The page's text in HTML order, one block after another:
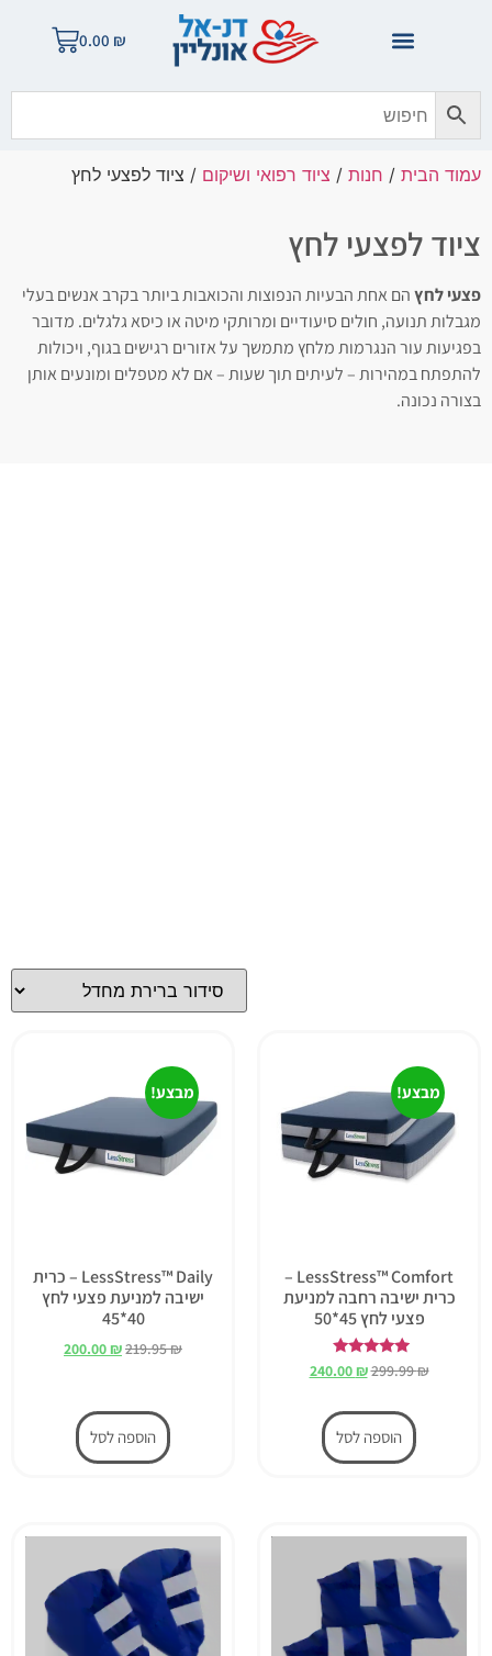
0.00 ₪
עמוד הבית / חנות / ציוד רפואי ושיקום / ציוד לפצעי לחץ
ציוד לפצעי לחץ
פצעי לחץהם אחת הבעיות הנפוצות והכואבות ביותר בקרב אנשים בעלי
מגבלות תנועה, חולים סיעודיים ומרותקי מיטה או כיסא גלגלים. מדובר
בפגיעות עור הנגרמות מלחץ מתמשך על אזורים רגישים בגוף, ויכולות
להתפתח במהירות – לעיתים תוך שעות – אם לא מטפלים ומונעים אותן
בצורה נכונה.
מבצע!
LessStress™ Comfort –
כרית ישיבה רחבה למניעת
פצעי לחץ 45*50
דורג
5.00
299.99₪
240.00₪
הוספה לסל
מבצע!
LessStress™ Daily – כרית
ישיבה למניעת פצעי לחץ
40*45
219.95₪
200.00₪
הוספה לסל